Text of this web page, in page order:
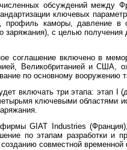
обсуждений между
ключевых
профиль каморы, давление в
заряжания), с целью
соглашение включено в
Великобританией и США,
по основному вооружению
включать три этапа: этап
ключевыми областями
фирмыGIAT Industries
по этапам разработки и
созданию совместной